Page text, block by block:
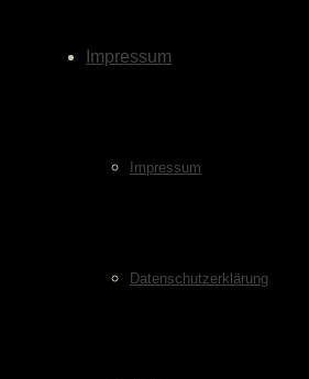
Impressum
Impressum
Datenschutzerklärung